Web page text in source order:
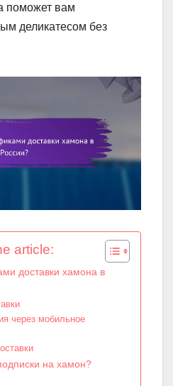
поможет вам
деликатесом без
article:
доставки хамона в
через мобильное
на хамон?